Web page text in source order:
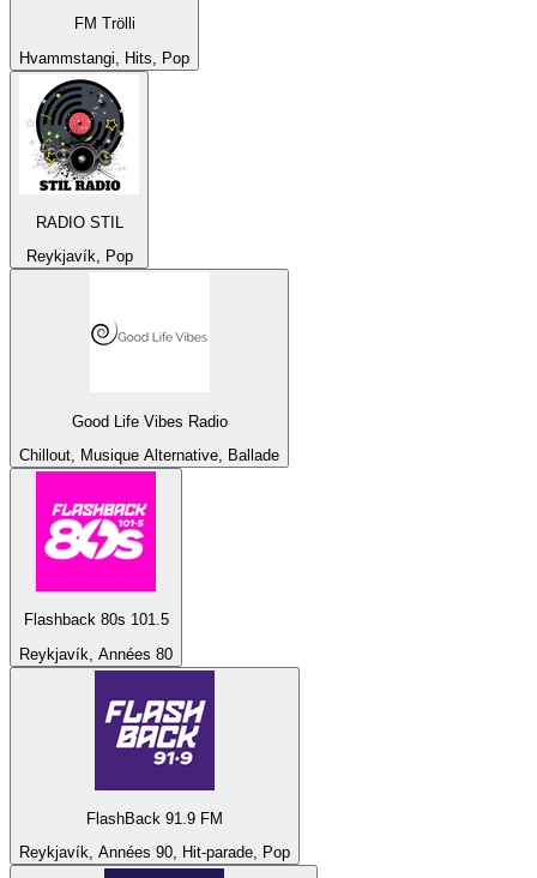
FM Trölli
Hvammstangi, Hits, Pop
RADIO STIL
Reykjavík, Pop
Good Life Vibes Radio
Chillout, Musique Alternative, Ballade
Flashback 80s 101.5
Reykjavík, Années 80
FlashBack 91.9 FM
Reykjavík, Années 90, Hit-parade, Pop